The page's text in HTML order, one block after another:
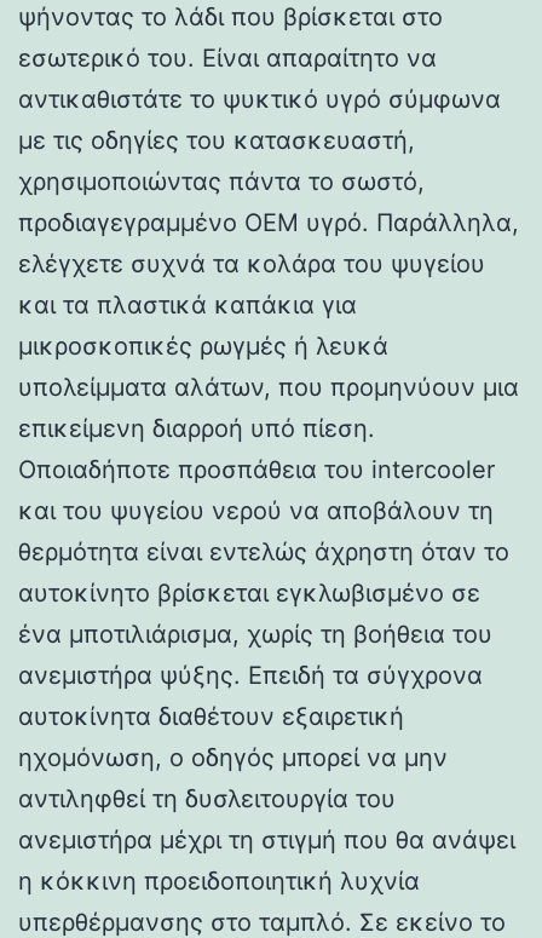
ψήνοντας το λάδι που βρίσκεται στο
εσωτερικό του. Είναι απαραίτητο να
αντικαθιστάτε το ψυκτικό υγρό σύμφωνα
με τις οδηγίες του κατασκευαστή,
χρησιμοποιώντας πάντα το σωστό,
προδιαγεγραμμένο OEM υγρό. Παράλληλα,
ελέγχετε συχνά τα κολάρα του ψυγείου
και τα πλαστικά καπάκια για
μικροσκοπικές ρωγμές ή λευκά
υπολείμματα αλάτων, που προμηνύουν μια
επικείμενη διαρροή υπό πίεση.
Οποιαδήποτε προσπάθεια του intercooler
και του ψυγείου νερού να αποβάλουν τη
θερμότητα είναι εντελώς άχρηστη όταν το
αυτοκίνητο βρίσκεται εγκλωβισμένο σε
ένα μποτιλιάρισμα, χωρίς τη βοήθεια του
ανεμιστήρα ψύξης. Επειδή τα σύγχρονα
αυτοκίνητα διαθέτουν εξαιρετική
ηχομόνωση, ο οδηγός μπορεί να μην
αντιληφθεί τη δυσλειτουργία του
ανεμιστήρα μέχρι τη στιγμή που θα ανάψει
η κόκκινη προειδοποιητική λυχνία
υπερθέρμανσης στο ταμπλό. Σε εκείνο το